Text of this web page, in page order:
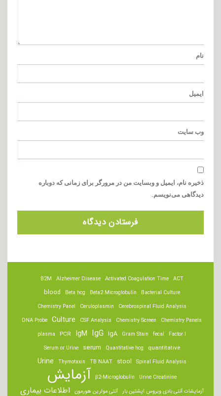
نام
ایمیل
وب‌ سایت
ذخیره نام، ایمیل و وبسایت من در مرورگر برای زمانی که دوباره
دیدگاهی می‌نویسم.
ACT
Activated Coagulation Time
Alzheimer Disease
B2M
Bacterial Culture
Beta2 Microglobulin
Beta hcg
blood
Cerebrospinal Fluid Analysis
Ceruloplasmin
Chemistry Panel
Chemistry Panels
Chemistry Screen
CSF Analysis
Culture
DNA Probe
Factor I
fecal
Gram Stain
IgA
IgG
IgM
PCR
plasma
quantitative
Quantitative hcg
serum
Serum or Urine
Spinal Fluid Analysis
stool
TB NAAT
Thymotaxin
Urine
Urine Creatinine
β2-Microglobulin آزمایش
آزمایشات آنتی بادی ویروس اپشتین بار آنتی مولرین هورمون اطلاعات بیماری